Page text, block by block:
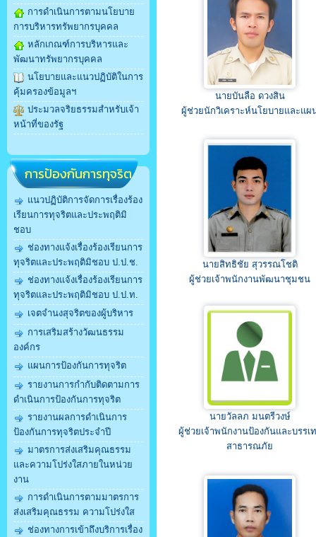
การดำเนินการตามนโยบาย
การบริหารทรัพยากรบุคคล
หลักเกณฑ์การบริหารและ
พัฒนาทรัพยากรบุคคล
นโยบายและแนวปฏิบัติในการ
คุ้มครองข้อมูลฯ
ประมวลจริยธรรมสำหรับเจ้า
หน้าที่ของรัฐ
การป้องกันการทุจริต
แนวปฏิบัติการจัดการเรื่องร้อง
เรียนการทุจริตและประพฤติมิ
ชอบ
ช่องทางแจ้งเรื่องร้องเรียนการ
ทุจริตและประพฤติมิชอบ ป.ป.ช.
ช่องทางแจ้งเรื่องร้องเรียนการ
ทุจริตและประพฤติมิชอบ ป.ป.ท.
เจตจำนงสุจริตของผู้บริหาร
การเสริมสร้างวัฒนธรรม
องค์กร
แผนการป้องกันการทุจริต
รายงานการกำกับติดตามการ
ดำเนินการป้องกันการทุจริต
รายงานผลการดำเนินการ
ป้องกันการทุจริตประจำปี
มาตรการส่งเสริมคุณธรรม
และความโปร่งใสภายในหน่วย
งาน
การดำเนินการตามมาตรการ
ส่งเสริมคุณธรรม ความโปร่งใส
ช่องทางการเข้าถึงบริการเรื่อง
นายบันลือ ดวงสิน
ผู้ช่วยนักวิเคราะห์นโยบายและแผ
นายสิทธิชัย สุวรรณโชติ
ผู้ช่วยเจ้าพนักงานพัฒนาชุมชน
นายวัลลภ มนตรีวงษ์
ผู้ช่วยเจ้าพนักงานป้องกันและบรรเ
สาธารณภัย